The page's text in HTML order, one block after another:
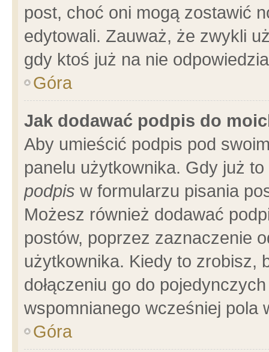
post, choć oni mogą zostawić
edytowali. Zauważ, że zwykli
gdy ktoś już na nie
Góra
Jak dodawać podpis do
Aby umieścić podpis pod
panelu użytkownika. Gdy już
podpis w formularzu pisania
Możesz również dodawać
postów, poprzez zaznaczenie
użytkownika. Kiedy to zrobisz,
dołączeniu go do
wspomnianego wcześniej pola
Góra